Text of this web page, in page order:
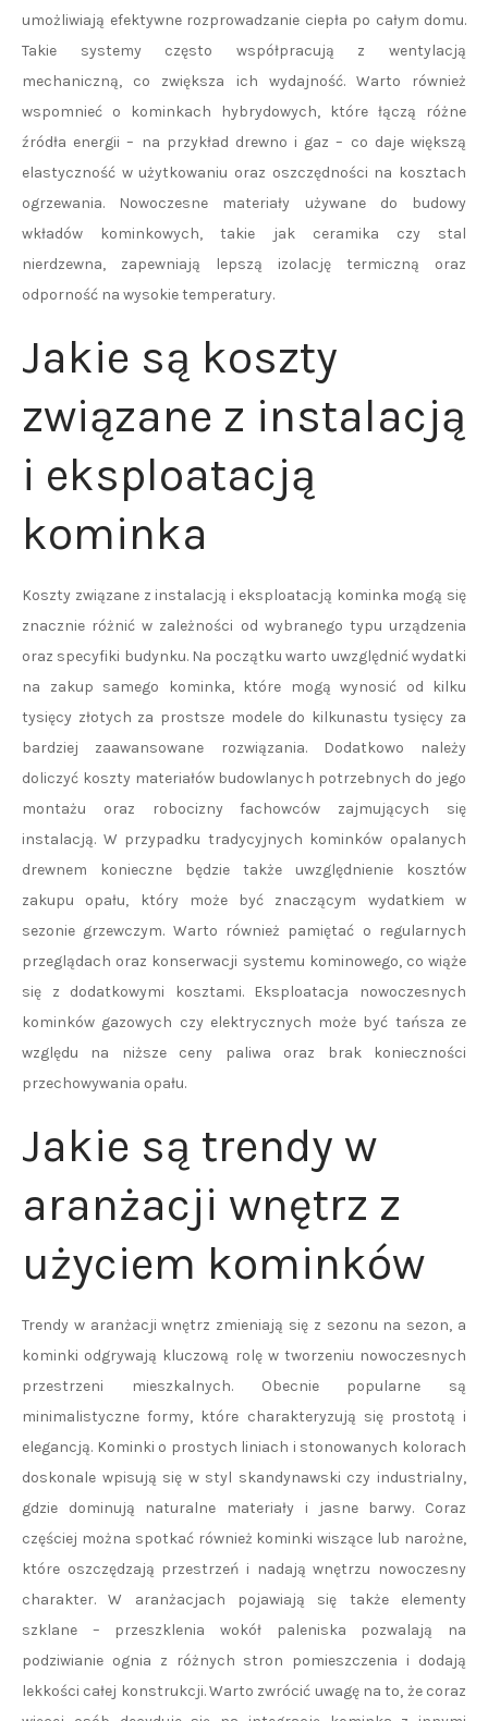
umożliwiają efektywne rozprowadzanie ciepła po całym domu.
Takie systemy często współpracują z wentylacją
mechaniczną, co zwiększa ich wydajność. Warto również
wspomnieć o kominkach hybrydowych, które łączą różne
źródła energii – na przykład drewno i gaz – co daje większą
elastyczność w użytkowaniu oraz oszczędności na kosztach
ogrzewania. Nowoczesne materiały używane do budowy
wkładów kominkowych, takie jak ceramika czy stal
nierdzewna, zapewniają lepszą izolację termiczną oraz
odporność na wysokie temperatury.
Jakie są koszty
związane z instalacją
i eksploatacją
kominka
Koszty związane z instalacją i eksploatacją kominka mogą się
znacznie różnić w zależności od wybranego typu urządzenia
oraz specyfiki budynku. Na początku warto uwzględnić wydatki
na zakup samego kominka, które mogą wynosić od kilku
tysięcy złotych za prostsze modele do kilkunastu tysięcy za
bardziej zaawansowane rozwiązania. Dodatkowo należy
doliczyć koszty materiałów budowlanych potrzebnych do jego
montażu oraz robocizny fachowców zajmujących się
instalacją. W przypadku tradycyjnych kominków opalanych
drewnem konieczne będzie także uwzględnienie kosztów
zakupu opału, który może być znaczącym wydatkiem w
sezonie grzewczym. Warto również pamiętać o regularnych
przeglądach oraz konserwacji systemu kominowego, co wiąże
się z dodatkowymi kosztami. Eksploatacja nowoczesnych
kominków gazowych czy elektrycznych może być tańsza ze
względu na niższe ceny paliwa oraz brak konieczności
przechowywania opału.
Jakie są trendy w
aranżacji wnętrz z
użyciem kominków
Trendy w aranżacji wnętrz zmieniają się z sezonu na sezon, a
kominki odgrywają kluczową rolę w tworzeniu nowoczesnych
przestrzeni mieszkalnych. Obecnie popularne są
minimalistyczne formy, które charakteryzują się prostotą i
elegancją. Kominki o prostych liniach i stonowanych kolorach
doskonale wpisują się w styl skandynawski czy industrialny,
gdzie dominują naturalne materiały i jasne barwy. Coraz
częściej można spotkać również kominki wiszące lub narożne,
które oszczędzają przestrzeń i nadają wnętrzu nowoczesny
charakter. W aranżacjach pojawiają się także elementy
szklane – przeszklenia wokół paleniska pozwalają na
podziwianie ognia z różnych stron pomieszczenia i dodają
lekkości całej konstrukcji. Warto zwrócić uwagę na to, że coraz